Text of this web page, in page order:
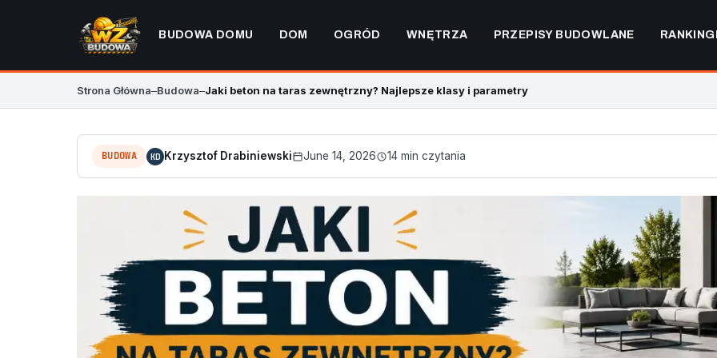
BUDOWA DOMU DOM OGRÓD WNĘTRZA PRZEPISY BUDOWLANE
Strona Główna–Budowa–Jaki beton na taras zewnętrzny? Najlepsze klasy i parametry
BUDOWA KD Krzysztof Drabiniewski June 14, 2026 14 min czytania